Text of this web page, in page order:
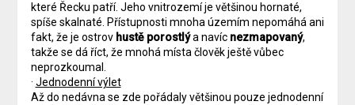
které Řecku patří. Jeho vnitrozemí je většinou hornaté,
spíše skalnaté. Přístupnosti mnoha územím nepomáhá ani
fakt, že je ostrov hustě porostlýa navíc nezmapovaný,
takže se dá říct, že mnohá místa člověk ještě vůbec
neprozkoumal.
· Jednodenní výlet
Až do nedávna se zde pořádaly většinou pouze jednodenní